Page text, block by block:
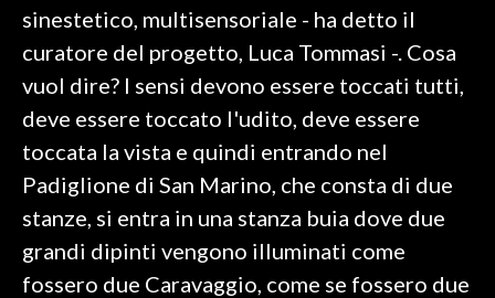
sinestetico, multisensoriale - ha detto il
curatore del progetto, Luca Tommasi -. Cosa
vuol dire? I sensi devono essere toccati tutti,
deve essere toccato l'udito, deve essere
toccata la vista e quindi entrando nel
Padiglione di San Marino, che consta di due
stanze, si entra in una stanza buia dove due
grandi dipinti vengono illuminati come
fossero due Caravaggio, come se fossero due